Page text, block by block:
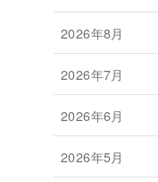
2026年8月
2026年7月
2026年6月
2026年5月